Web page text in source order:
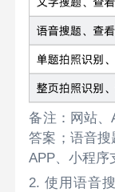
备注：网站
答案；语音搜
APP、小程序
2. 使用语音